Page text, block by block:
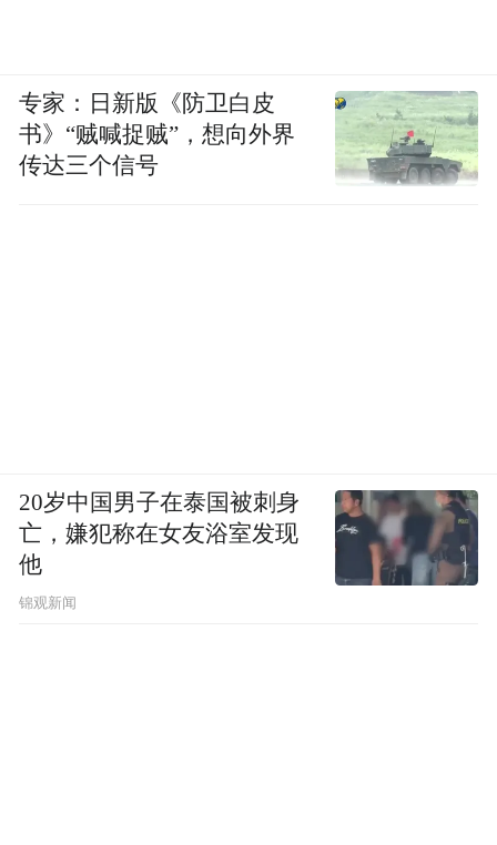
专家：日新版《防卫白皮
书》“贼喊捉贼”，想向外界
传达三个信号
20岁中国男子在泰国被刺身
亡，嫌犯称在女友浴室发现
他
锦观新闻